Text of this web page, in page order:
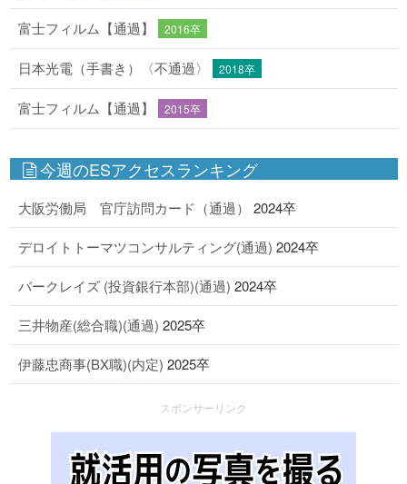
富士フィルム【通過】 2016卒
日本光電（手書き）〈不通過〉 2018卒
富士フィルム【通過】 2015卒
今週のESアクセスランキング
大阪労働局 官庁訪問カード（通過） 2024卒
デロイトトーマツコンサルティング(通過) 2024卒
バークレイズ (投資銀行本部)(通過) 2024卒
三井物産(総合職)(通過) 2025卒
伊藤忠商事(BX職)(内定) 2025卒
スポンサーリンク